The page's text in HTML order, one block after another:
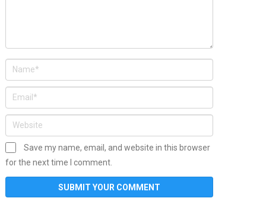
Save my name, email, and website in this browser
for the next time I comment.